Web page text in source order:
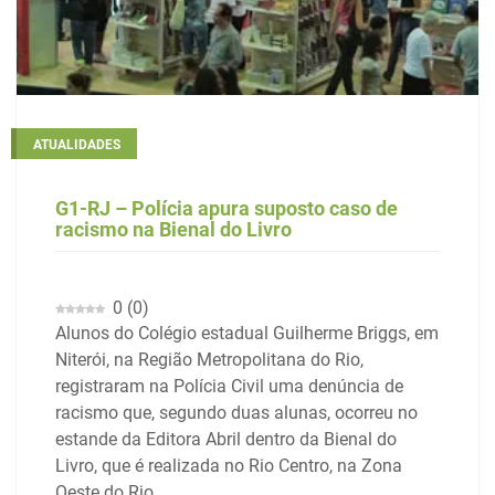
ATUALIDADES
G1-RJ – Polícia apura suposto caso de
racismo na Bienal do Livro
0 (0)
Alunos do Colégio estadual Guilherme Briggs, em
Niterói, na Região Metropolitana do Rio,
registraram na Polícia Civil uma denúncia de
racismo que, segundo duas alunas, ocorreu no
estande da Editora Abril dentro da Bienal do
Livro, que é realizada no Rio Centro, na Zona